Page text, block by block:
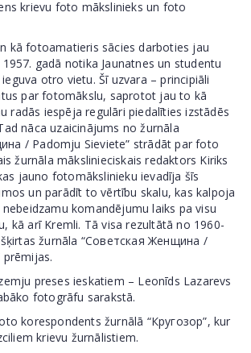
krievu foto mākslinieks un foto
kā fotoamatieris sācies darboties jau
gadā notika Jaunatnes un studentu
otro vietu. Šī uzvara – principiāli
par fotomākslu, saprotot jau to kā
radās iespēja regulāri piedalīties izstādēs
nāca uzaicinājums no žurnāla
/ Padomju Sieviete” strādāt par foto
žurnāla mākslinieciskais redaktors Kiriks
jauno fotomākslinieku ievadīja šīs
un parādīt to vērtību skalu, kas kalpoja
nebeidzamu komandējumu laiks pa visu
kā arī Kremli. Tā visa rezultātā no 1960-
žurnāla “Советская Женщина /
prēmijas.
preses ieskatiem – Leonīds Lazarevs
fotogrāfu sarakstā.
korespondents žurnālā “Кругозор”, kur
krievu žurnālistiem.